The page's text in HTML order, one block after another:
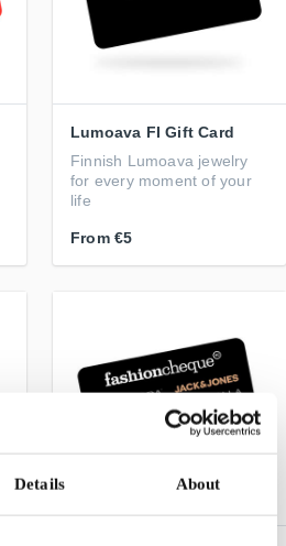
Details About
Lumoava FI Gift Card
Finnish Lumoava jewelry
for every moment of your
life
From €5